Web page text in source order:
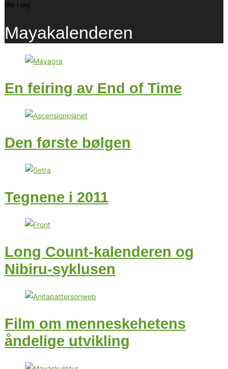
Bla i tag
Mayakalenderen
En feiring av End of Time
Den første bølgen
Tegnene i 2011
Long Count-kalenderen og
Nibiru-syklusen
Film om menneskehetens
åndelige utvikling